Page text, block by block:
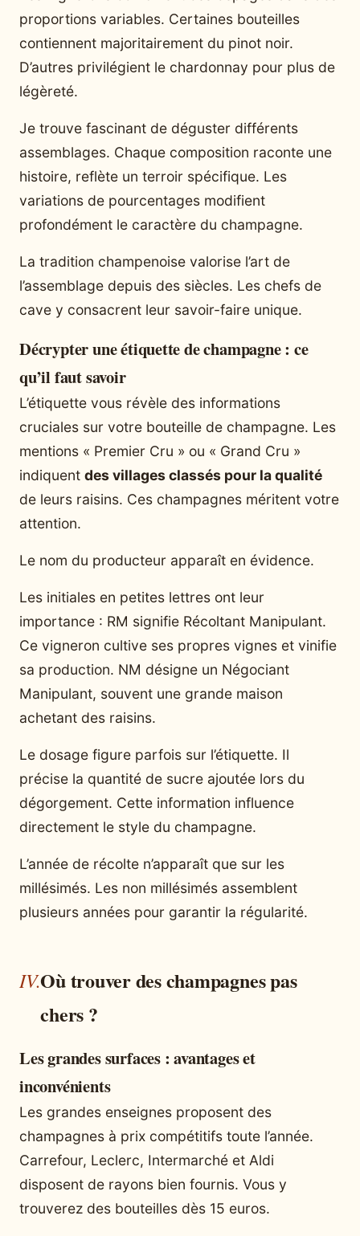
proportions variables. Certaines bouteilles
contiennent majoritairement du pinot noir.
D’autres privilégient le chardonnay pour plus de
légèreté.
Je trouve fascinant de déguster différents
assemblages. Chaque composition raconte une
histoire, reflète un terroir spécifique. Les
variations de pourcentages modifient
profondément le caractère du champagne.
La tradition champenoise valorise l’art de
l’assemblage depuis des siècles. Les chefs de
cave y consacrent leur savoir-faire unique.
Décrypter une étiquette de champagne : ce
qu’il faut savoir
L’étiquette vous révèle des informations
cruciales sur votre bouteille de champagne. Les
mentions « Premier Cru » ou « Grand Cru »
indiquent des villages classés pour la qualité
de leurs raisins. Ces champagnes méritent votre
attention.
Le nom du producteur apparaît en évidence.
Les initiales en petites lettres ont leur
importance : RM signifie Récoltant Manipulant.
Ce vigneron cultive ses propres vignes et vinifie
sa production. NM désigne un Négociant
Manipulant, souvent une grande maison
achetant des raisins.
Le dosage figure parfois sur l’étiquette. Il
précise la quantité de sucre ajoutée lors du
dégorgement. Cette information influence
directement le style du champagne.
L’année de récolte n’apparaît que sur les
millésimés. Les non millésimés assemblent
plusieurs années pour garantir la régularité.
Où trouver des champagnes pas
chers ?
Les grandes surfaces : avantages et
inconvénients
Les grandes enseignes proposent des
champagnes à prix compétitifs toute l’année.
Carrefour, Leclerc, Intermarché et Aldi
disposent de rayons bien fournis. Vous y
trouverez des bouteilles dès 15 euros.